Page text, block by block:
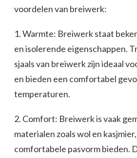
voordelen van breiwerk:
1. Warmte: Breiwerk staat
en isolerende eigenschappen.
sjaals van breiwerk zijn ideaal
en bieden een comfortabel
temperaturen.
2. Comfort: Breiwerk is vaak
materialen zoals wol en
comfortabele pasvorm bieden.